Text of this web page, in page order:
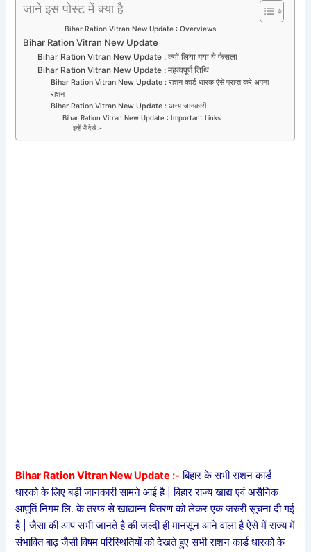
जाने इस पोस्ट में क्या है
Bihar Ration Vitran New Update : Overviews
Bihar Ration Vitran New Update
Bihar Ration Vitran New Update : क्यों लिया गया ये फैसला
Bihar Ration Vitran New Update : महत्वपूर्ण तिथि
Bihar Ration Vitran New Update : राशन कार्ड धारक ऐसे प्राप्त करे अपना
राशन
Bihar Ration Vitran New Update : अन्य जानकारी
Bihar Ration Vitran New Update : Important Links
इन्हें भी देखे :-
Bihar Ration Vitran New Update :- बिहार के सभी राशन कार्ड
धारको के लिए बड़ी जानकारी सामने आई है | बिहार राज्य खाद्य एवं असैनिक
आपूर्ति निगम लि. के तरफ से खाद्यान्न वितरण को लेकर एक जरुरी सूचना दी गई
है | जैसा की आप सभी जानते है की जल्दी ही मानसून आने वाला है ऐसे में राज्य में
संभावित बाढ़ जैसी विषम परिस्थितियों को देखते हुए सभी राशन कार्ड धारको के